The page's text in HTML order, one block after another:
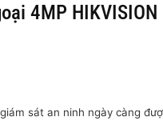
4MP HIKVISION
sát an ninh ngày càng